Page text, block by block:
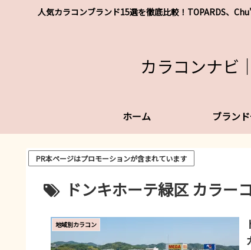
人気カラコンブランド15選を徹底比較！TOPARDS、
カラコンナビ
ホーム ブラン
PR本ページはプロモーションが含まれています
ドンキホーテ緑区 カラー
地域別カラコン